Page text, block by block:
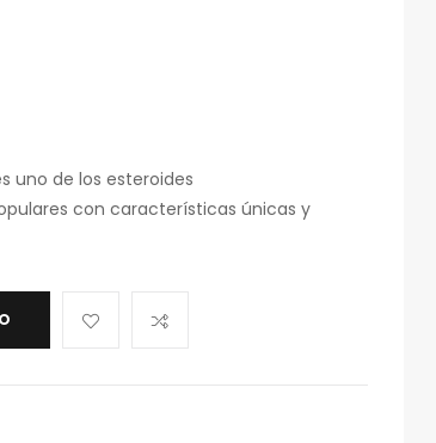
uno de los esteroides
con características únicas y